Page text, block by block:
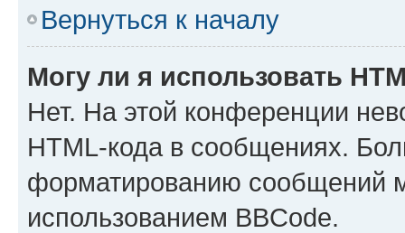
Вернуться к началу
Могу ли я использовать
Нет. На этой конференции
HTML-кода в сообщениях.
форматированию сообщений
использованием BBCode.